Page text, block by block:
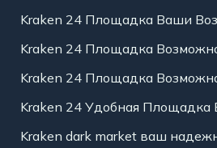
Kraken 24 Площадка Ваши
Kraken 24 Площадка
Kraken 24 Площадка
Kraken 24 Удобная Площадка
Kraken dark market ваш